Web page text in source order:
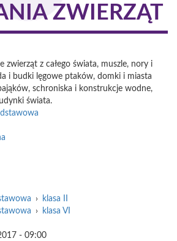
ZWIERZĄT
zwierząt z całego świata, muszle, nory i
i budki lęgowe ptaków, domki i miasta
schroniska i konstrukcje wodne,
świata.
›
klasa II
›
klasa VI
- 09:00